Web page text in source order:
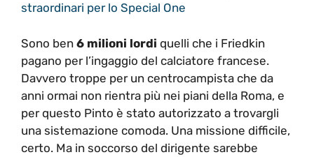
straordinari per lo Special One
Sono ben 6 milioni lordi quelli che i Friedkin
pagano per l’ingaggio del calciatore francese.
Davvero troppe per un centrocampista che da
anni ormai non rientra più nei piani della Roma, e
per questo Pinto è stato autorizzato a trovargli
una sistemazione comoda. Una missione difficile,
certo. Ma in soccorso del dirigente sarebbe